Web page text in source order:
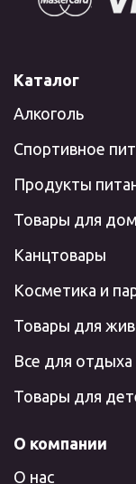
Каталог
Алкоголь
Спортивное
Продукты
Товары для
Канцтовары
Косметика и
Товары для
Все для отдыха
Товары для
О компании
О нас